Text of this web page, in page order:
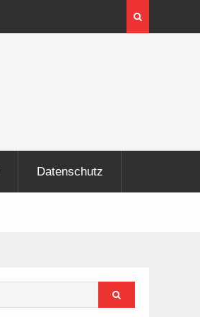
InnoTrans 2026 zeigt Technologien für
Elektrifizierung der Schiene
Datenschutz